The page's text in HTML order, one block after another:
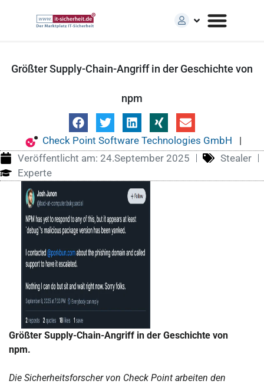
Größter Supply-Chain-Angriff in der Geschichte von
npm
Check Point Software Technologies GmbH
|
Veröffentlicht am: 24.September 2025
Stealer
Experte
Größter Supply-Chain-Angriff in der Geschichte von
npm.
Die Sicherheitsforscher von Check Point arbeiten den